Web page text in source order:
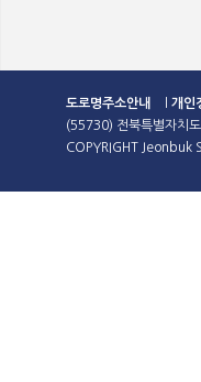
도로명주소안내 개인
(55730) 전북특별자치
COPYRIGHT